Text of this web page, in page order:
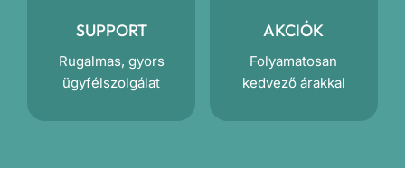
SUPPORT
Rugalmas, gyors
ügyfélszolgálat
AKCIÓK
Folyamatosan
kedvező árakkal